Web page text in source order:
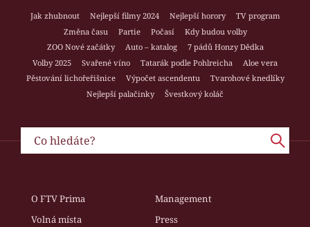
Jak zhubnout Nejlepší filmy 2024 Nejlepší horory
TV program
Změna času
Partie Počasí
Kdy budou volby
ZOO Nové začátky
Auto – katalog
7 pádů Honzy Dědka
Volby 2025
Svařené víno Tatarák podle Pohlreicha
Aloe vera
Pěstování lichořeřišnice
Výpočet ascendentu
Tvarohové knedlíky
Nejlepší palačinky
Švestkový koláč
O FTV Prima
Management
Volná místa
Press